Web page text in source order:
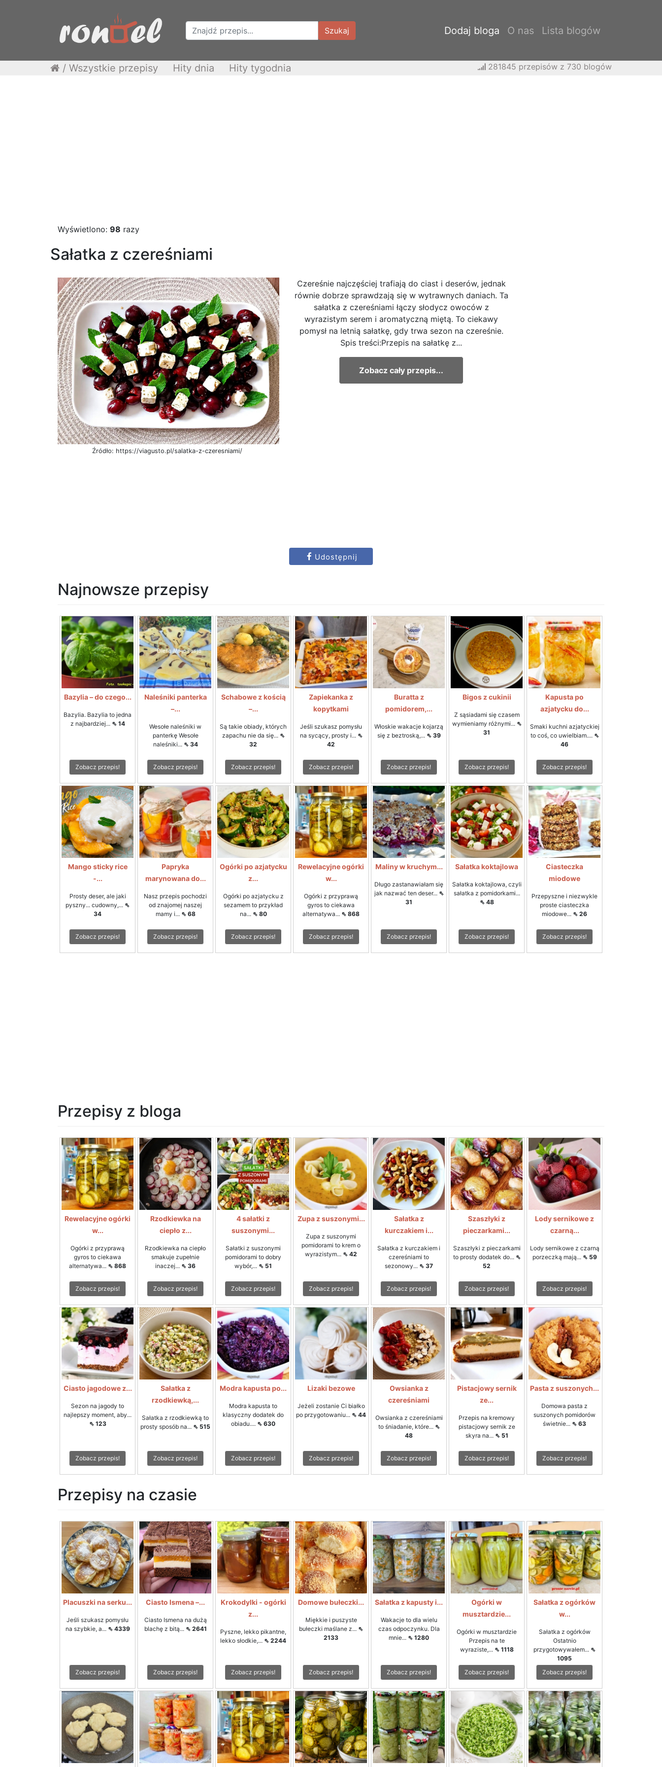
Szukaj Dodaj bloga O nas Lista blogów
/ Wszystkie przepisy Hity dnia Hity tygodnia 281845 przepisów z 730 blogów
Wyświetlono: 98 razy
Sałatka z czereśniami
Źródło: https://viagusto.pl/salatka-z-czeresniami/
Czereśnie najczęściej trafiają do ciast i deserów, jednak
równie dobrze sprawdzają się w wytrawnych daniach. Ta
sałatka z czereśniami łączy słodycz owoców z
wyrazistym serem i aromatyczną miętą. To ciekawy
pomysł na letnią sałatkę, gdy trwa sezon na czereśnie.
Spis treści:Przepis na sałatkę z...
Zobacz cały przepis...
Udostępnij
Najnowsze przepisy
Bazylia – do czego...
Bazylia. Bazylia to jedna
z najbardziej... ⇖ 14
Zobacz przepis!
Naleśniki panterka
–...
Wesołe naleśniki w
panterkę Wesołe
naleśniki... ⇖ 34
Zobacz przepis!
Schabowe z kością
–...
Są takie obiady, których
zapachu nie da się... ⇖
32
Zobacz przepis!
Zapiekanka z
kopytkami
Jeśli szukasz pomysłu
na sycący, prosty i... ⇖
42
Zobacz przepis!
Buratta z
pomidorem,...
Włoskie wakacje kojarzą
się z beztroską,... ⇖ 39
Zobacz przepis!
Bigos z cukinii
Z sąsiadami się czasem
wymieniamy różnymi... ⇖
31
Zobacz przepis!
Kapusta po
azjatycku do...
Smaki kuchni azjatyckiej
to coś, co uwielbiam.... ⇖
46
Zobacz przepis!
Mango sticky rice
-...
Prosty deser, ale jaki
pyszny... cudowny,... ⇖
34
Zobacz przepis!
Papryka
marynowana do...
Nasz przepis pochodzi
od znajomej naszej
mamy i... ⇖ 68
Zobacz przepis!
Ogórki po azjatycku
z...
Ogórki po azjatycku z
sezamem to przykład
na... ⇖ 80
Zobacz przepis!
Rewelacyjne ogórki
w...
Ogórki z przyprawą
gyros to ciekawa
alternatywa... ⇖ 868
Zobacz przepis!
Maliny w kruchym...
Długo zastanawiałam się
jak nazwać ten deser... ⇖
31
Zobacz przepis!
Sałatka koktajlowa
Sałatka koktajlowa, czyli
sałatka z pomidorkami...
⇖ 48
Zobacz przepis!
Ciasteczka
miodowe
Przepyszne i niezwykle
proste ciasteczka
miodowe... ⇖ 26
Zobacz przepis!
Przepisy z bloga
Rewelacyjne ogórki
w...
Ogórki z przyprawą
gyros to ciekawa
alternatywa... ⇖ 868
Zobacz przepis!
Rzodkiewka na
ciepło z...
Rzodkiewka na ciepło
smakuje zupełnie
inaczej... ⇖ 36
Zobacz przepis!
4 sałatki z
suszonymi...
Sałatki z suszonymi
pomidorami to dobry
wybór,... ⇖ 51
Zobacz przepis!
Zupa z suszonymi...
Zupa z suszonymi
pomidorami to krem o
wyrazistym... ⇖ 42
Zobacz przepis!
Sałatka z
kurczakiem i...
Sałatka z kurczakiem i
czereśniami to
sezonowy... ⇖ 37
Zobacz przepis!
Szaszłyki z
pieczarkami...
Szaszłyki z pieczarkami
to prosty dodatek do... ⇖
52
Zobacz przepis!
Lody sernikowe z
czarną...
Lody sernikowe z czarną
porzeczką mają... ⇖ 59
Zobacz przepis!
Ciasto jagodowe z...
Sezon na jagody to
najlepszy moment, aby...
⇖ 123
Zobacz przepis!
Sałatka z
rzodkiewką,...
Sałatka z rzodkiewką to
prosty sposób na... ⇖ 515
Zobacz przepis!
Modra kapusta po...
Modra kapusta to
klasyczny dodatek do
obiadu.... ⇖ 630
Zobacz przepis!
Lizaki bezowe
Jeżeli zostanie Ci białko
po przygotowaniu... ⇖ 44
Zobacz przepis!
Owsianka z
czereśniami
Owsianka z czereśniami
to śniadanie, które... ⇖
48
Zobacz przepis!
Pistacjowy sernik
ze...
Przepis na kremowy
pistacjowy sernik ze
skyra na... ⇖ 51
Zobacz przepis!
Pasta z suszonych...
Domowa pasta z
suszonych pomidorów
świetnie... ⇖ 63
Zobacz przepis!
Przepisy na czasie
Placuszki na serku...
Jeśli szukasz pomysłu
na szybkie, a... ⇖ 4339
Zobacz przepis!
Ciasto Ismena –...
Ciasto Ismena na dużą
blachę z bitą... ⇖ 2641
Zobacz przepis!
Krokodylki - ogórki
z...
Pyszne, lekko pikantne,
lekko słodkie,... ⇖ 2244
Zobacz przepis!
Domowe bułeczki...
Miękkie i puszyste
bułeczki maślane z... ⇖
2133
Zobacz przepis!
Sałatka z kapusty i...
Wakacje to dla wielu
czas odpoczynku. Dla
mnie... ⇖ 1280
Zobacz przepis!
Ogórki w
musztardzie...
Ogórki w musztardzie
Przepis na te
wyraziste,... ⇖ 1118
Zobacz przepis!
Sałatka z ogórków
w...
Sałatka z ogórków
Ostatnio
przygotowywałem... ⇖
1095
Zobacz przepis!